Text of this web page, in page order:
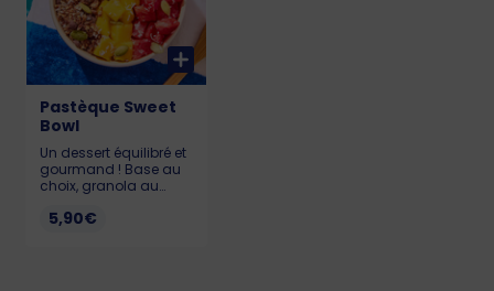
Pastèque Sweet
Bowl
Un dessert équilibré et
gourmand ! Base au
choix, granola au
courge, coco rapée et
5,90€